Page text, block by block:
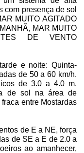
com presença de sol
MUITO AGITADO
MAR MUITO
DE VENTO
e noite: Quinta-
de 50 a 60 km/h.
de 3.0 a 4.0 m.
de sol na área de
entre Mostardas
de E a NE, força
de SE a E de 2.0 a
ao amanhecer,